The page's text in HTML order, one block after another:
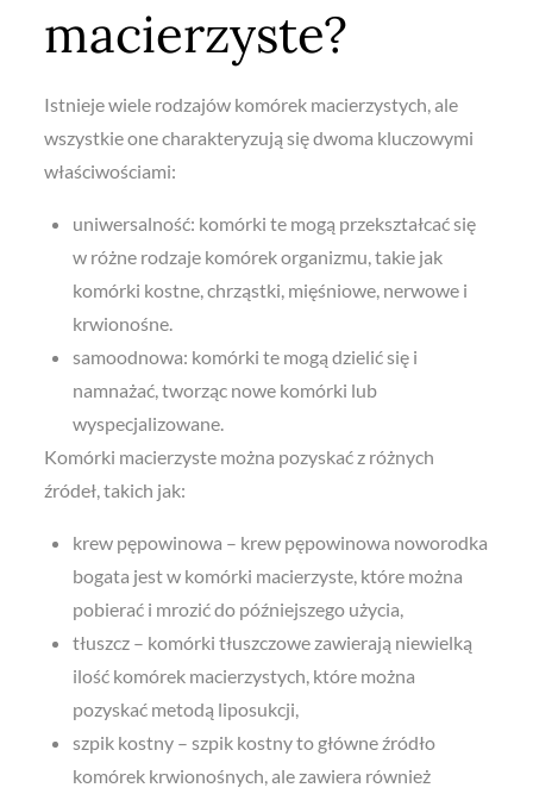
macierzyste?
Istnieje wiele rodzajów komórek macierzystych, ale
wszystkie one charakteryzują się dwoma kluczowymi
właściwościami:
uniwersalność: komórki te mogą przekształcać się
w różne rodzaje komórek organizmu, takie jak
komórki kostne, chrząstki, mięśniowe, nerwowe i
krwionośne.
samoodnowa: komórki te mogą dzielić się i
namnażać, tworząc nowe komórki lub
wyspecjalizowane.
Komórki macierzyste można pozyskać z różnych
źródeł, takich jak:
krew pępowinowa – krew pępowinowa noworodka
bogata jest w komórki macierzyste, które można
pobierać i mrozić do późniejszego użycia,
tłuszcz – komórki tłuszczowe zawierają niewielką
ilość komórek macierzystych, które można
pozyskać metodą liposukcji,
szpik kostny – szpik kostny to główne źródło
komórek krwionośnych, ale zawiera również